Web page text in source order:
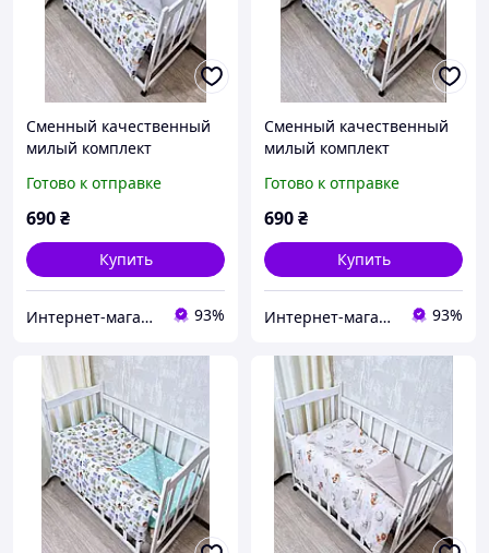
Сменный качественный
милый комплект
детскую кроватку принт
лесные зверюшки, цвет
Готово к отправке
690₴
Купить
Интернет-магазин "GLADYS" 93%
Сменный качественный
милый комплект
детскую кроватку принт
лесные зверюшки, цвет
Готово к отправке
690₴
Купить
Интернет-магазин "GLADYS" 93%